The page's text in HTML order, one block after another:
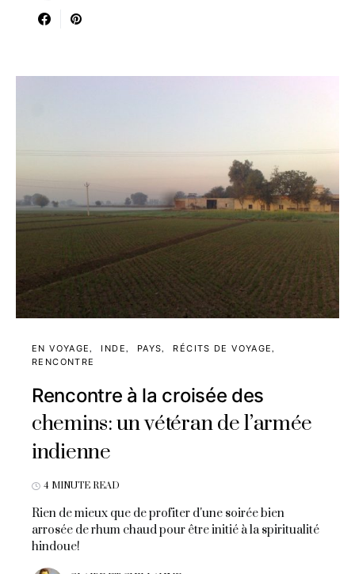
EN VOYAGE INDE PAYS
RÉCITS DE VOYAGE
RENCONTRE
Rencontre à la croisée des
chemins: un vétéran de l’armée
indienne
4 MINUTE READ
Rien de mieux que de profiter d'une soirée bien
arrosée de rhum chaud pour être initié à la spiritualité
hindoue!